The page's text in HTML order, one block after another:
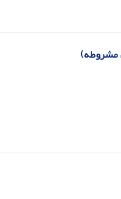
مشروطه)